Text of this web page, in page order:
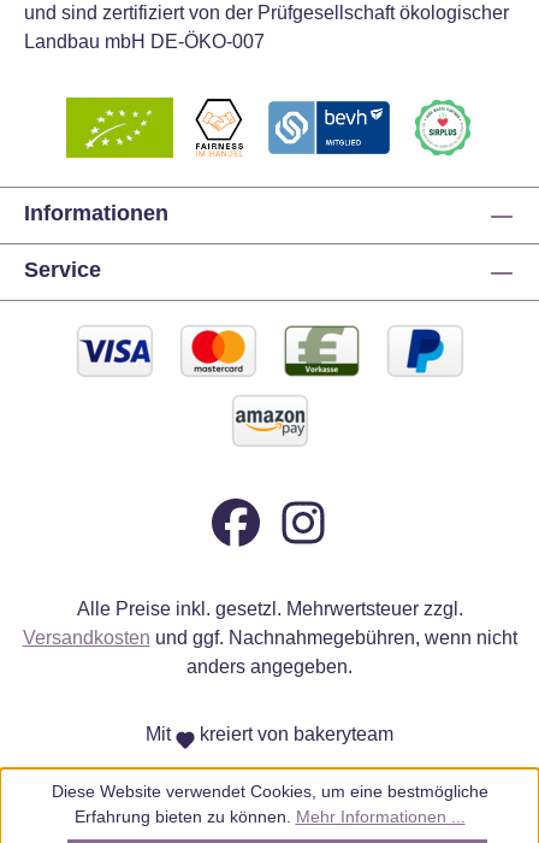
und sind zertifiziert von der Prüfgesellschaft ökologischer
Landbau mbH DE-ÖKO-007
Informationen
Service
Alle Preise inkl. gesetzl. Mehrwertsteuer zzgl.
Versandkosten und ggf. Nachnahmegebühren, wenn nicht
anders angegeben.
Mit kreiert von bakeryteam
Diese Website verwendet Cookies, um eine bestmögliche
Erfahrung bieten zu können. Mehr Informationen ...